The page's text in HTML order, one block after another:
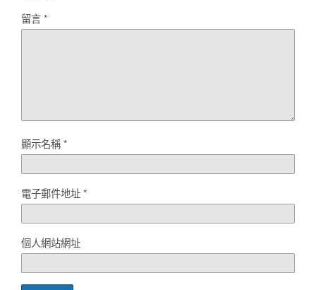
留言*
顯示名稱*
電子郵件地址*
個人網站網址